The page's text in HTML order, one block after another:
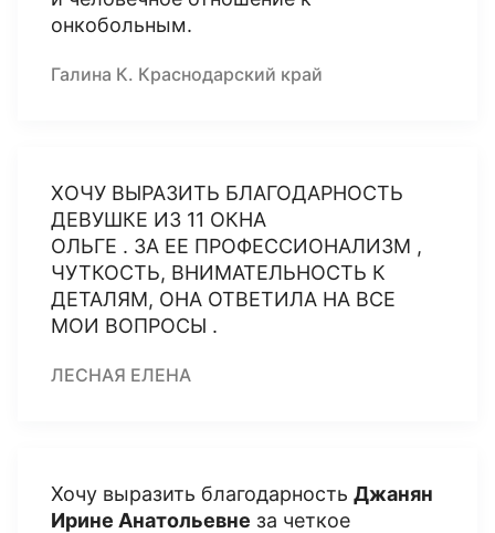
онкобольным.
Галина К. Краснодарский край
ХОЧУ ВЫРАЗИТЬ БЛАГОДАРНОСТЬ
ДЕВУШКЕ ИЗ 11 ОКНА
ОЛЬГЕ . ЗА ЕЕ ПРОФЕССИОНАЛИЗМ ,
ЧУТКОСТЬ, ВНИМАТЕЛЬНОСТЬ К
ДЕТАЛЯМ, ОНА ОТВЕТИЛА НА ВСЕ
МОИ ВОПРОСЫ .
ЛЕСНАЯ ЕЛЕНА
Хочу выразить благодарность Джанян
Ирине Анатольевне за четкое